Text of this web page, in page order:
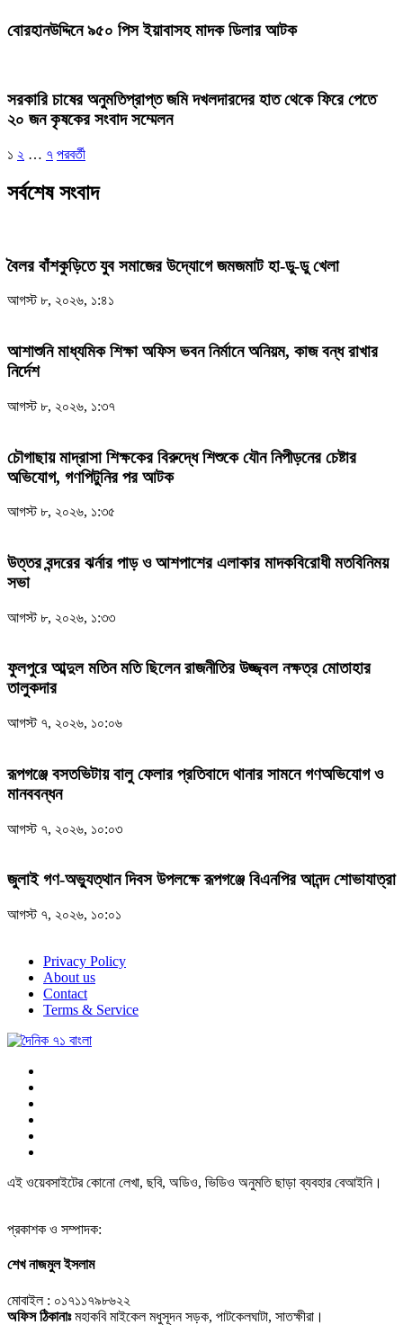
বোরহানউদ্দিনে ৯৫০ পিস ইয়াবাসহ মাদক ডিলার আটক
সরকারি চাষের অনুমতিপ্রাপ্ত জমি দখলদারদের হাত থেকে ফিরে পেতে
২০ জন কৃষকের সংবাদ সম্মেলন
Posts
pagination
১ ২ … ৭ পরবর্তী
সর্বশেষ সংবাদ
বৈলর বাঁশকুড়িতে যুব সমাজের উদ্যোগে জমজমাট হা-ডু-ডু খেলা
আগস্ট ৮, ২০২৬, ১:৪১
আশাশুনি মাধ্যমিক শিক্ষা অফিস ভবন নির্মানে অনিয়ম, কাজ বন্ধ রাখার
নির্দেশ
আগস্ট ৮, ২০২৬, ১:৩৭
চৌগাছায় মাদ্রাসা শিক্ষকের বিরুদ্ধে শিশুকে যৌন নিপীড়নের চেষ্টার
অভিযোগ, গণপিটুনির পর আটক
আগস্ট ৮, ২০২৬, ১:৩৫
উত্তর বন্দরের ঝর্নার পাড় ও আশপাশের এলাকার মাদকবিরোধী মতবিনিময়
সভা
আগস্ট ৮, ২০২৬, ১:৩৩
ফুলপুরে আব্দুল মতিন মতি ছিলেন রাজনীতির উজ্জ্বল নক্ষত্র মোতাহার
তালুকদার
আগস্ট ৭, ২০২৬, ১০:০৬
রূপগঞ্জে বসতভিটায় বালু ফেলার প্রতিবাদে থানার সামনে গণঅভিযোগ ও
মানববন্ধন
আগস্ট ৭, ২০২৬, ১০:০৩
জুলাই গণ-অভ্যুত্থান দিবস উপলক্ষে রূপগঞ্জে বিএনপির আনন্দ শোভাযাত্রা
আগস্ট ৭, ২০২৬, ১০:০১
Privacy Policy
About us
Contact
Terms & Service
এই ওয়েবসাইটের কোনো লেখা, ছবি, অডিও, ভিডিও অনুমতি ছাড়া ব্যবহার বেআইনি।
প্রকাশক ও সম্পাদক:
শেখ নাজমুল ইসলাম
মোবাইল : ০১৭১১৭৯৮৬২২
অফিস ঠিকানাঃমহাকবি মাইকেল মধুসূদন সড়ক, পাটকেলঘাটা, সাতক্ষীরা।